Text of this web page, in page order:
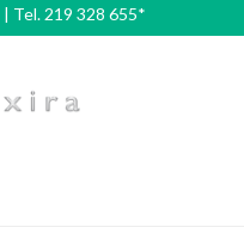
| Tel. 219 328 655*